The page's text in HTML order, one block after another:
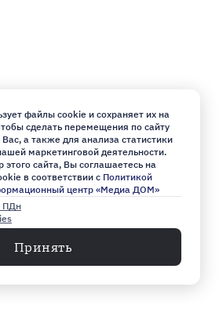
файлы cookie и сохраняет их на
сделать перемещения по сайту
а также для анализа статистики
маркетинговой деятельности.
сайта, Вы соглашаетесь на
в соответствии с Политикой
центр «Медиа ДОМ»
ПДн
Принять